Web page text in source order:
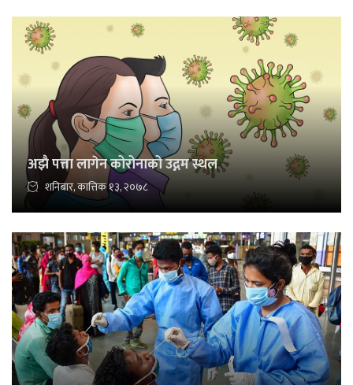
अझै पत्ता लागेन कोरोनाको उद्गम स्थल
शनिबार, कात्तिक १३, २०७८